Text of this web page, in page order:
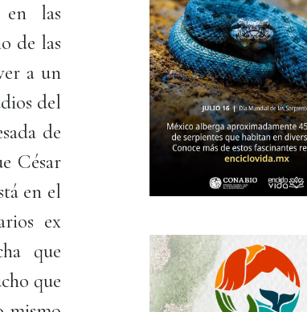
en las
de las
a un
del
de
César
en el
ex
que
que